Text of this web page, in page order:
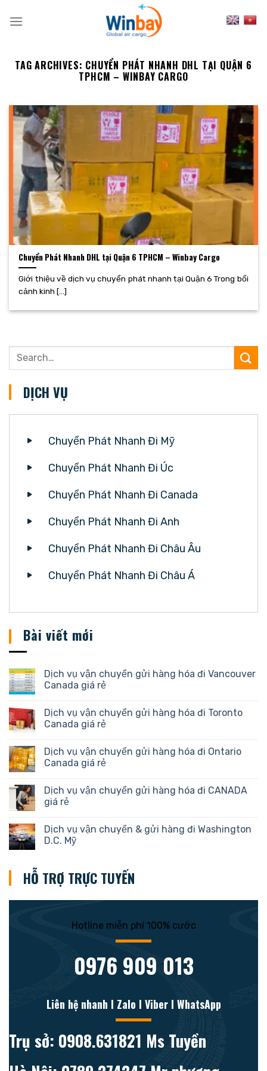
TAG ARCHIVES: CHUYỂN PHÁT NHANH DHL TẠI QUẬN 6
TPHCM – WINBAY CARGO
Chuyển Phát Nhanh DHL tại Quận 6 TPHCM – Winbay Cargo
Giới thiệu về dịch vụ chuyển phát nhanh tại Quận 6 Trong bối
cảnh kinh [...]
DỊCH VỤ
Chuyển Phát Nhanh Đi Mỹ
Chuyển Phát Nhanh Đi Úc
Chuyển Phát Nhanh Đi Canada
Chuyển Phát Nhanh Đi Anh
Chuyển Phát Nhanh Đi Châu Âu
Chuyển Phát Nhanh Đi Châu Á
Bài viết mới
Dịch vụ vận chuyển gửi hàng hóa đi Vancouver
Canada giá rẻ
Dịch vụ vận chuyển gửi hàng hóa đi Toronto
Canada giá rẻ
Dịch vụ vận chuyển gửi hàng hóa đi Ontario
Canada giá rẻ
Dịch vụ vận chuyển gửi hàng hóa đi CANADA
giá rẻ
Dịch vụ vận chuyển & gửi hàng đi Washington
D.C. Mỹ
HỖ TRỢ TRỰC TUYẾN
Hotline miễn phí 100% cước
0976 909 013
Liên hệ nhanh l Zalo l Viber l WhatsApp
Trụ sở: 0908.631821 Ms Tuyền